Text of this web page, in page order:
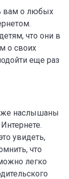
вам о любых
что они в
о своих
еще раз
наслышаны
увидеть,
что
легко